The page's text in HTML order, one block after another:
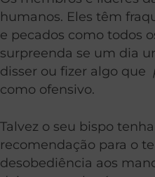
humanos. Eles têm
e pecados como todos
surpreenda se um dia
disser ou fizer algo que
como ofensivo.
Talvez o seu bispo
recomendação para o
desobediência aos